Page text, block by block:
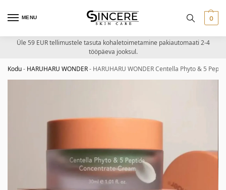
MENU 0
Üle 59 EUR tellimustele tasuta kohaletoimetamine pakiautomaati 2-4
tööpäeva jooksul.
Kodu- HARUHARU WONDER- HARUHARU WONDER Centella Phyto & 5